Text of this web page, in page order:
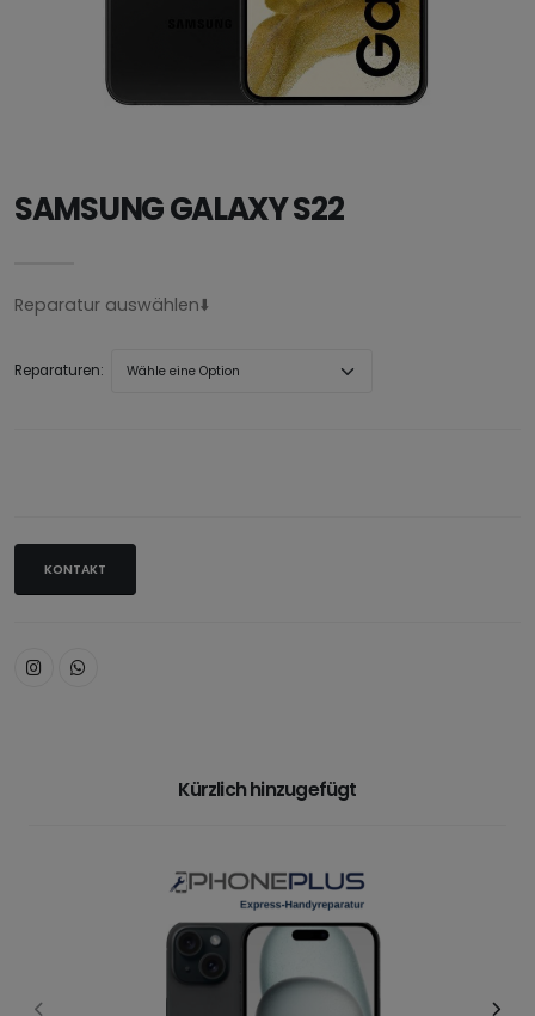
SAMSUNG GALAXY S22
Reparatur auswählen⬇️
Reparaturen:
KONTAKT
Kürzlich hinzugefügt